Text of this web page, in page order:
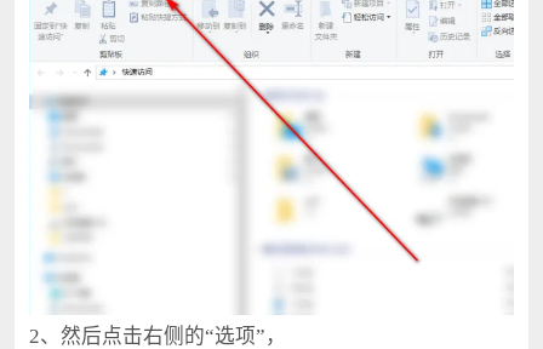
2、然后点击右侧的“选项”，